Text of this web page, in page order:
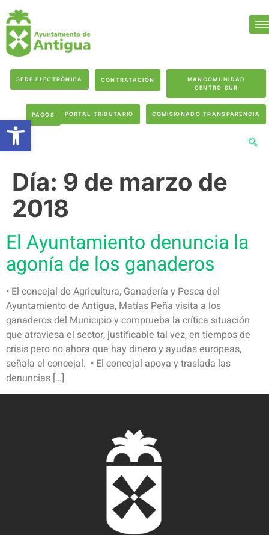
SEDE ELECTRÓNICA CONTRATACIÓN
MANCOMUNIDAD
CENTRO SUR
PAGOS PORTAL TRIBUTARIO COMISIONADO TRANSPARENCIA
Día: 9 de marzo de
2018
El Ayuntamiento denuncia la
agonía de los ganaderos
• El concejal de Agricultura, Ganadería y Pesca del
Ayuntamiento de Antigua, Matías Peña visita a los
ganaderos del Municipio y comprueba la crítica situación
que atraviesa el sector, justificable tal vez, en tiempos de
crisis pero no ahora que hay dinero y ayudas europeas,
señala el concejal. • El concejal apoya y traslada las
denuncias […]
Abrir barra de herramientas